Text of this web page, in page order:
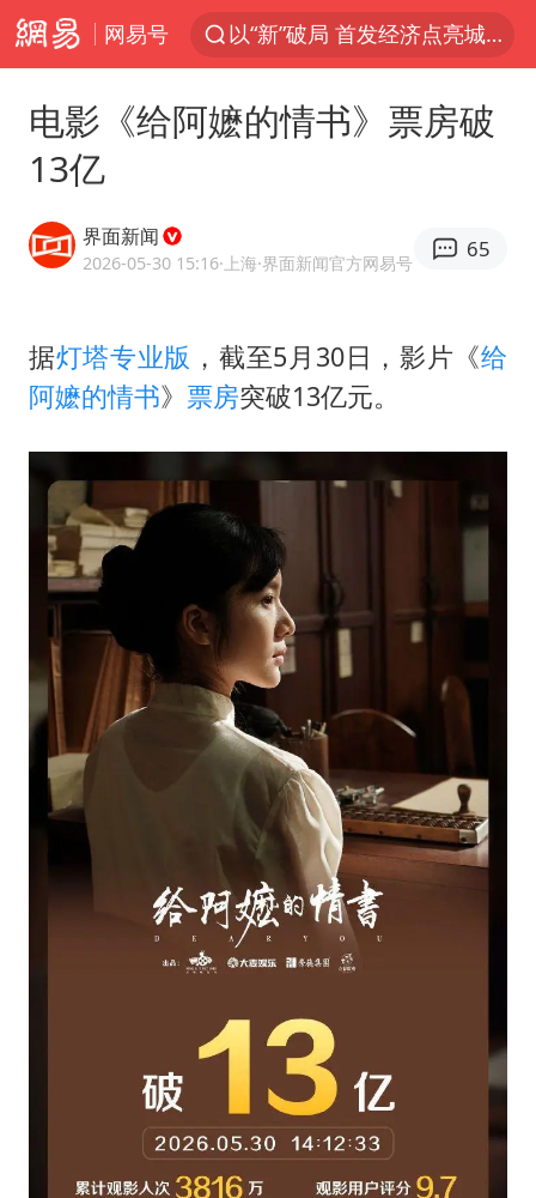
网易号
以“新”破局 首发经济点亮城市消费活力
台风白海豚逼近 暴雨大暴雨来袭
中国稀土盘中涨停
日本广岛民众举行游行反对政府行径
21楼高空抛物嫌疑人被拘留
男子杀人后逃进深山21年活得像野人
日韩股市高开跳水 SK海力士下挫转跌
台风白海豚最新路径研判来了
我国编制完成新版全月地质图
奋进开新局 实干挑大梁
电影《给阿嬷的情书》票房破
13亿
界面新闻
2026-05-30 15:16·上海·界面新闻官方网易号
65
据灯塔专业版 ，截至5月30日，影片《给
阿嬷的情书》 票房突破13亿元。